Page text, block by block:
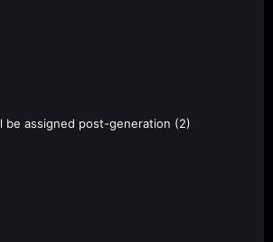
be assigned post-generation (2)